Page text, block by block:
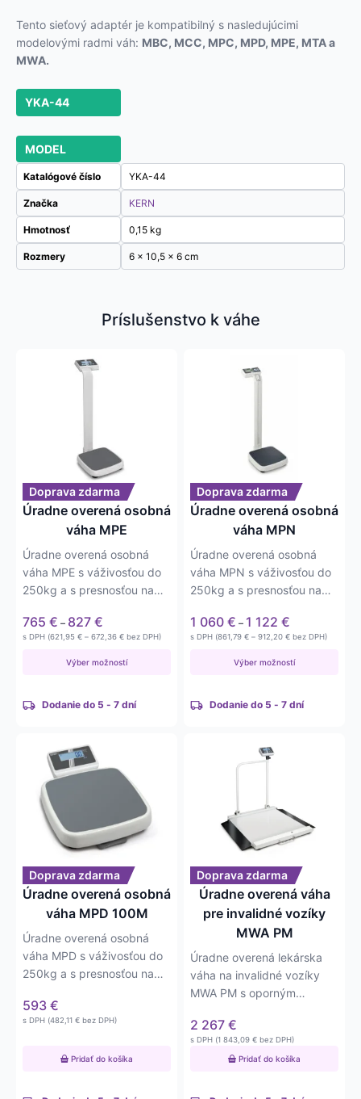
Tento sieťový adaptér je kompatibilný s nasledujúcimi
modelovými radmi váh: MBC, MCC, MPC, MPD, MPE, MTA a
MWA.
YKA-44
MODEL
Katalógové číslo YKA-44
Značka KERN
Hmotnosť 0,15 kg
Rozmery 6 × 10,5 × 6 cm
Príslušenstvo k váhe
Doprava zdarma
Úradne overená osobná
váha MPE
Úradne overená osobná
váha MPE s váživosťou do
250kg a s presnosťou na
batérií.
765 € – 827 €
range:
through
s DPH (621,95 € – 672,36 €Price
621,95 €
bez DPH)
Výber možností
môžete
vybrať
produktu.
Dodanie do 5 - 7 dní
Doprava zdarma
Úradne overená osobná
váha MPN
Úradne overená osobná
váha MPN s váživosťou do
250kg a s presnosťou na
adaptér alebo…
1 060 € – 1 122 €
range:
through
s DPH (861,79 € – 912,20 €Price
861,79 €
bez DPH)
Výber možností
môžete
vybrať
produktu.
Dodanie do 5 - 7 dní
Doprava zdarma
Úradne overená osobná
váha MPD 100M
Úradne overená osobná
váha MPD s váživosťou do
250kg a s presnosťou na
batérií.
593 €
s DPH (482,11 € bez DPH)
Pridať do košíka
Doprava zdarma
Úradne overená váha
pre invalidné vozíky
MWA PM
Úradne overená lekárska
váha na invalidné vozíky
MWA PM s oporným
995×945. Váživosť…
2 267 €
s DPH (1 843,09 € bez DPH)
Pridať do košíka